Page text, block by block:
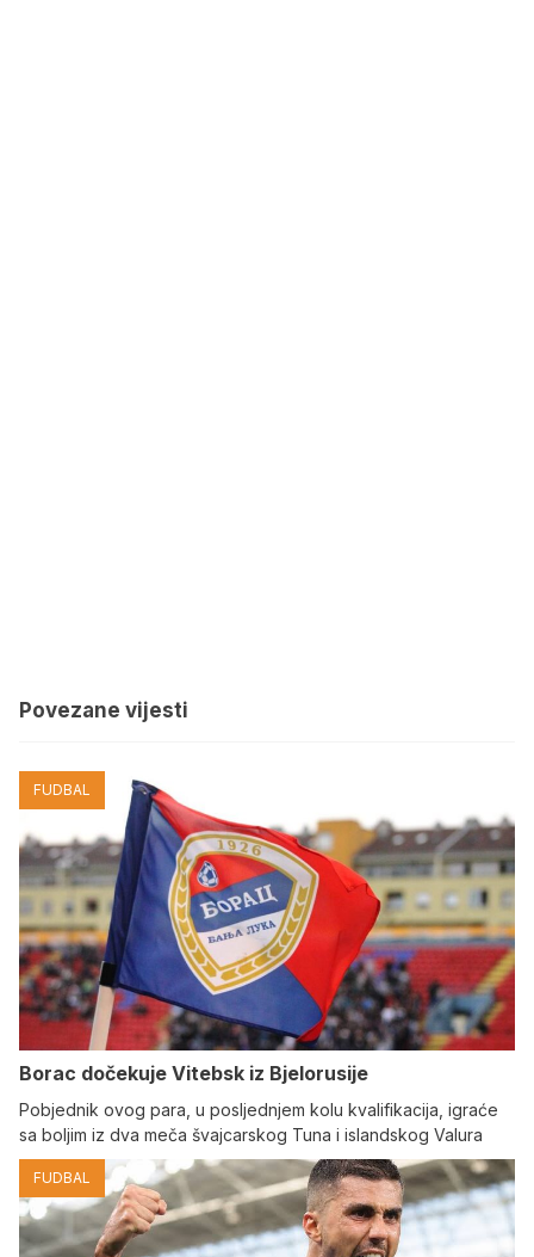
Povezane vijesti
FUDBAL
Borac dočekuje Vitebsk iz Bjelorusije
Pobjednik ovog para, u posljednjem kolu kvalifikacija, igraće
sa boljim iz dva meča švajcarskog Tuna i islandskog Valura
FUDBAL